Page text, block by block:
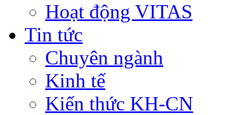
Hoạt động VITAS
Tin tức
Chuyên ngành
Kinh tế
Kiến thức KH-CN